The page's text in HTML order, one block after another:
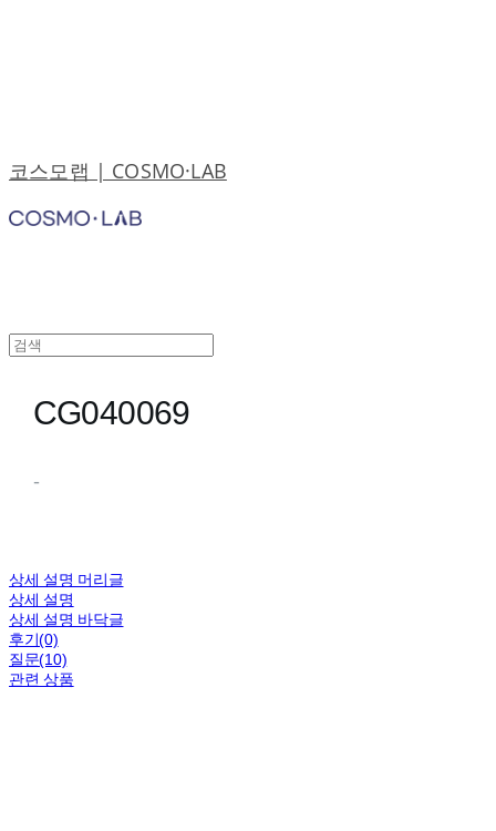
코스모랩 | COSMO·LAB
CG040069
-
상세 설명 머리글
상세 설명
상세 설명 바닥글
후기(0)
질문(10)
관련 상품